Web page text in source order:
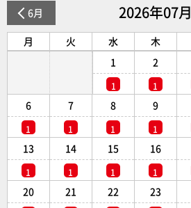
6月 2026年07月
月 火 水 木
1
1
2
1
6
1
7
1
8
1
9
1
13
1
14
1
15
1
16
1
20 21 22 23